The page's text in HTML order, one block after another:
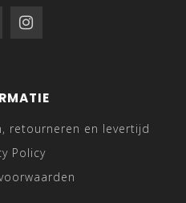
retourneren en levertijd
Policy